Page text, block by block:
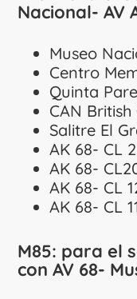
Nacional- AV
Museo
Centro
Quinta
CAN British
Salitre El
AK 68- CL
AK 68-
AK 68- CL
AK 68- CL
M85: para el
con AV 68-